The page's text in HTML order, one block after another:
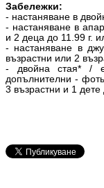
Забележки:
- настаняване в
- настаняване в
и 2 деца до 11.99 г.
- настаняване в
възрастни или 2
- двойна стая* /
допълнителни -
3 възрастни и 1 дете